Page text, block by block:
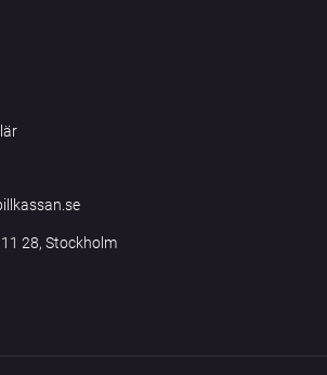
28, Stockholm